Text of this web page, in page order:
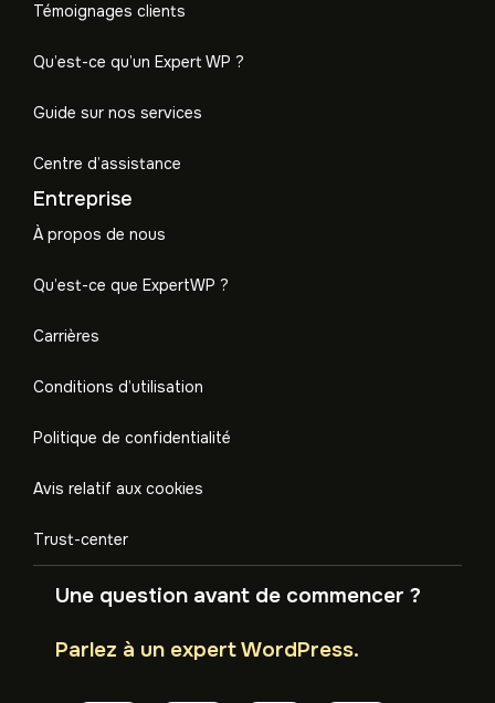
Témoignages clients
Qu’est-ce qu’un Expert WP ?
Guide sur nos services
Centre d’assistance
Entreprise
À propos de nous
Qu’est-ce que ExpertWP ?
Carrières
Conditions d’utilisation
Politique de confidentialité
Avis relatif aux cookies
Trust-center
Une question avant de commencer ?
Parlez à un expert WordPress.